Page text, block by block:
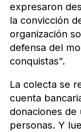
expresaron
la convicción
organización
defensa del
conquistas”.
La colecta se
cuenta
donaciones
personas. Y